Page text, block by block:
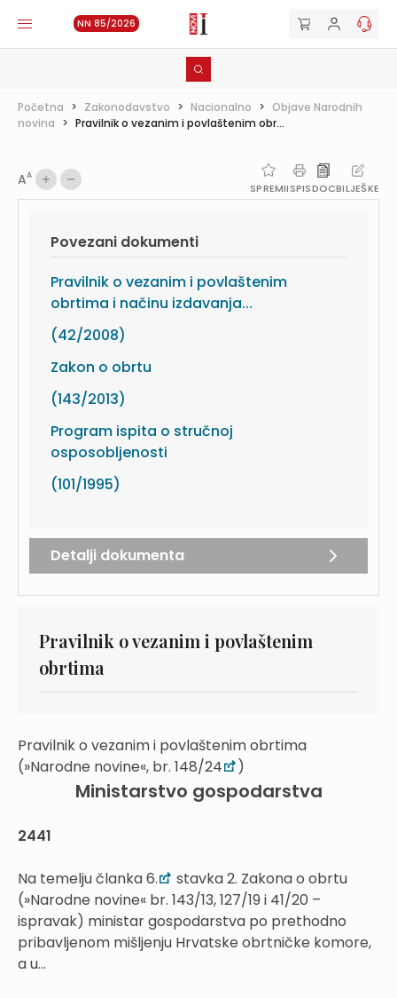
NN 85/2026
Početna > Zakonodavstvo > Nacionalno > Objave Narodnih
novina > Pravilnik o vezanim i povlaštenim obr...
AA
SPREMIISPISDOCBILJEŠKE
Povezani dokumenti
Pravilnik o vezanim i povlaštenim
obrtima i načinu izdavanja...
(42/2008)
Zakon o obrtu
(143/2013)
Program ispita o stručnoj
osposobljenosti
(101/1995)
Detalji dokumenta
Pravilnik o vezanim i povlaštenim
obrtima
Pravilnik o vezanim i povlaštenim obrtima
(»Narodne novine«, br. 148/24
)
Ministarstvo gospodarstva
2441
Na temelju članka 6.
stavka 2. Zakona o obrtu
(»Narodne novine« br. 143/13, 127/19 i 41/20 –
ispravak) ministar gospodarstva po prethodno
pribavljenom mišljenju Hrvatske obrtničke komore,
a u...